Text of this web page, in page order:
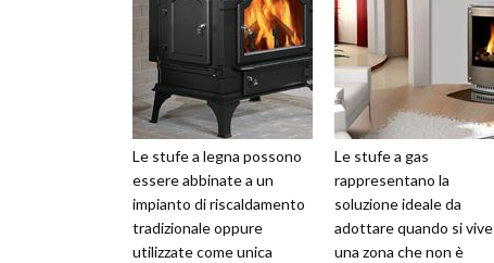
Le stufe a legna possono
essere abbinate a un
impianto di riscaldamento
tradizionale oppure
utilizzate come unica
Le stufe a gas
rappresentano la
soluzione ideale da
adottare quando si
una zona che non è